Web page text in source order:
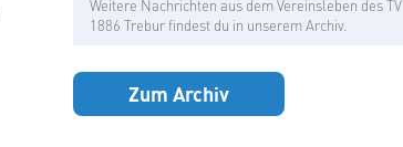
Weitere Nachrichten aus dem Vereinsleben des TV
1886 Trebur findest du in unserem Archiv.
Zum Archiv